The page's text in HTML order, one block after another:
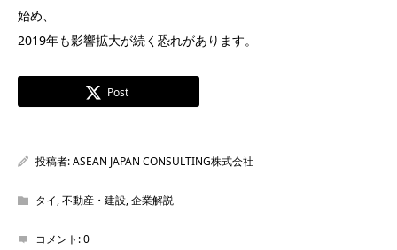
始め、
2019年も影響拡大が続く恐れがあります。
Post
投稿者:ASEAN JAPAN CONSULTING株式会社
タイ,不動産・建設,企業解説
コメント:0